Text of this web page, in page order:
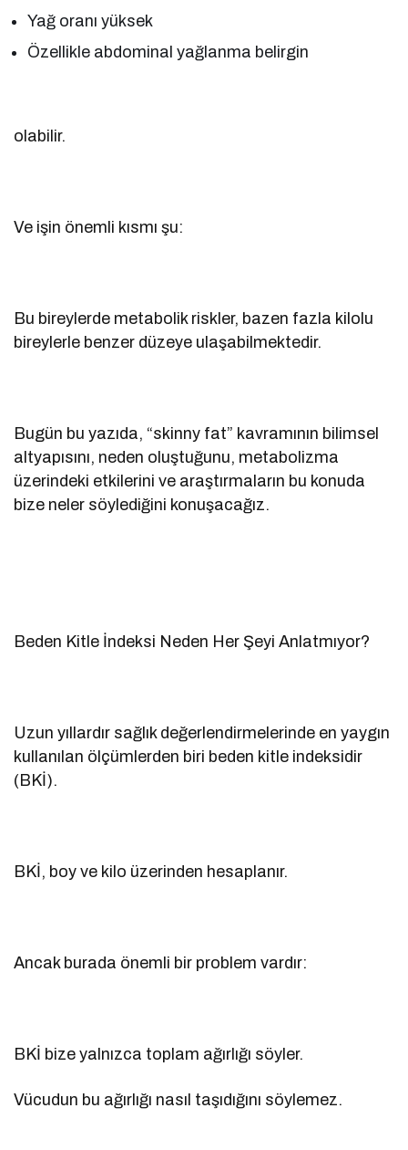
Yağ oranı yüksek
Özellikle abdominal yağlanma belirgin
olabilir.
Ve işin önemli kısmı şu:
Bu bireylerde metabolik riskler, bazen fazla kilolu
bireylerle benzer düzeye ulaşabilmektedir.
Bugün bu yazıda, “skinny fat” kavramının bilimsel
altyapısını, neden oluştuğunu, metabolizma
üzerindeki etkilerini ve araştırmaların bu konuda
bize neler söylediğini konuşacağız.
Beden Kitle İndeksi Neden Her Şeyi Anlatmıyor?
Uzun yıllardır sağlık değerlendirmelerinde en yaygın
kullanılan ölçümlerden biri beden kitle indeksidir
(BKİ).
BKİ, boy ve kilo üzerinden hesaplanır.
Ancak burada önemli bir problem vardır:
BKİ bize yalnızca toplam ağırlığı söyler.
Vücudun bu ağırlığı nasıl taşıdığını söylemez.